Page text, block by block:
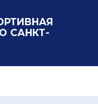
САНКТ-